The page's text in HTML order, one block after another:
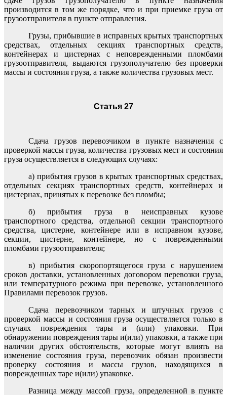
производится в том же порядке, что и при приемке груза от
грузоотправителя в пункте отправления.
Грузы, прибывшие в исправных крытых транспортных
средствах, отдельных секциях транспортных средств,
контейнерах и цистернах с неповрежденными пломбами
грузоотправителя, выдаются грузополучателю без проверки
массы и состояния груза, а также количества грузовых мест.
Статья 27
Сдача грузов перевозчиком в пункте назначения с
проверкой массы груза, количества грузовых мест и состояния
груза осуществляется в следующих случаях:
а) прибытия грузов в крытых транспортных средствах,
отдельных секциях транспортных средств, контейнерах и
цистернах, принятых к перевозке без пломбы;
б) прибытия груза в неисправных кузове
транспортного средства, отдельной секции транспортного
средства, цистерне, контейнере или в исправном кузове,
секции, цистерне, контейнере, но с поврежденными
пломбами грузоотправителя;
в) прибытия скоропортящегося груза с нарушением
сроков доставки, установленных договором перевозки груза,
или температурного режима при перевозке, установленного
Правилами перевозок грузов.
Сдача перевозчиком тарных и штучных грузов с
проверкой массы и состояния груза осуществляется только в
случаях повреждения тары и (или) упаковки. При
обнаружении повреждения тары и(или) упаковки, а также при
наличии других обстоятельств, которые могут влиять на
изменение состояния груза, перевозчик обязан произвести
проверку состояния и массы грузов, находящихся в
поврежденных таре и(или) упаковке.
Разница между массой груза, определенной в пункте